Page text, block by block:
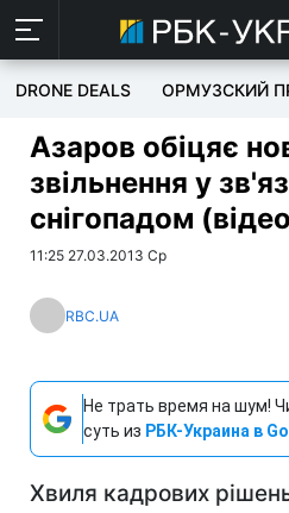
DRONE DEALS ОРМУЗСКИЙ
Азаров обіцяє
звільнення у
снігопадом
11:25 27.03.2013 Ср
RBC.UA
Не трать время на шум!
суть из РБК-Украина в
Хвиля кадрових